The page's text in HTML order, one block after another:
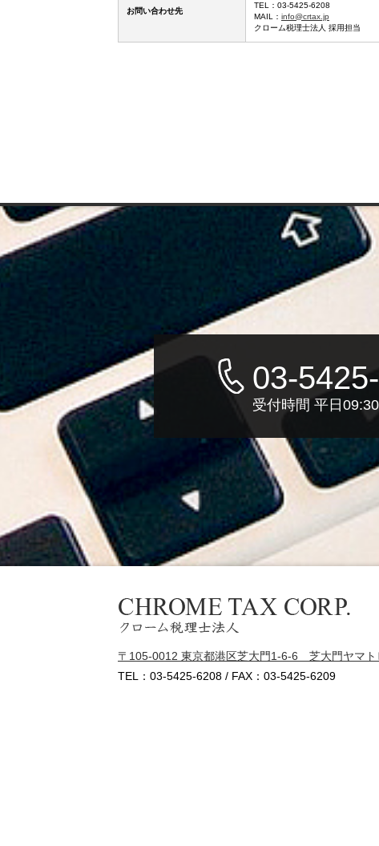
お問い合わせ先
TEL： 03-5425-6208
MAIL： info@crtax.jp
クローム税理士法人 採用担当
03-
受付時間 平日
〒105-0012 東京都港区芝大門1-6-6 芝大門ヤマト
TEL： 03-5425-6208 / FAX：03-5425-6209